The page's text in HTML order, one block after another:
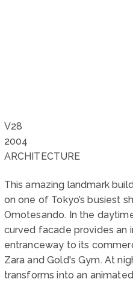
V28
2004
ARCHITECTURE
This amazing landmark
on one of Tokyo’s busiest
Omotesando. In the
curved facade provides an
entranceway to its
Zara and Gold's Gym. At
transforms into an